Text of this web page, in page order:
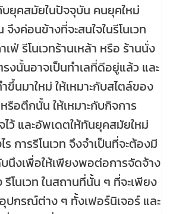
บยุคสมัยในปัจจุบัน คนยุคใหม่
งค่อนข้างที่จะสนใจในรีโนเวท
เฟ่ รีโนเวทร้านเหล้า หรือ ร้านนั่ง
งนั้นอาจเป็นทำเลที่ดีอยู่แล้ว และ
ขึ้นมาใหม่ ให้เหมาะกับสไตล์ของ
รือตึกนั้น ให้เหมาะกับกิจการ
ว้ และอัพเดตให้ทันยุคสมัยใหม่
การรีโนเวท จึงจำเป็นที่จะต้องมี
นึงเพื่อให้เพียงพอต่อการจัดจ้าง
โนเวท ในสถานที่นั้น ๆ ที่จะเพียง
กรณ์ต่าง ๆ ทั้งเฟอร์นิเจอร์ และ